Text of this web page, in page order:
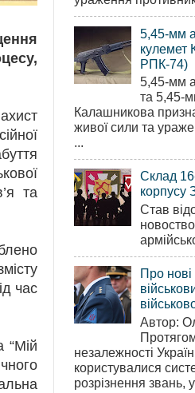
та
час
“Мій
5,45-мм
кулемет
РПК-74)
5,45-мм
та 5,45-
Калашникова
живої сили та
...
Склад
корпусу
Став
Про нові
Автор:
незалежності
користувалися
розрізнення звань,